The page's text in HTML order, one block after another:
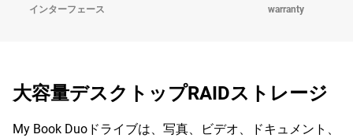
インターフェース warranty
大容量デスクトップRAIDストレージ
My Book Duoドライブは、写真、ビデオ、ドキュメント、